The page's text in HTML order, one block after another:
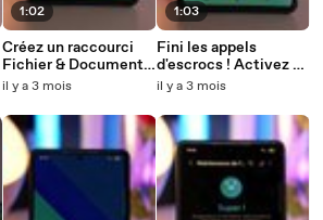
1:02
Créez un raccourci
Fichier & Document
sur votre téléphone :
Facile
il y a 3 mois
1:03
Fini les appels
d'escrocs ! Activez ce
paramètre anti-spam
(c'est votre faute si
vous ne l'avez pas fait
il y a 3 mois